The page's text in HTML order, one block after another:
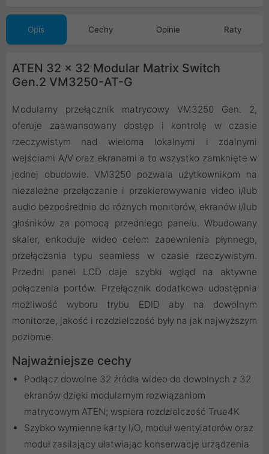
Opis Cechy Opinie Raty
ATEN 32 x 32 Modular Matrix Switch
Gen.2 VM3250-AT-G
Modularny przełącznik matrycowy VM3250 Gen. 2,
oferuje zaawansowany dostęp i kontrolę w czasie
rzeczywistym nad wieloma lokalnymi i zdalnymi
wejściami A/V oraz ekranami a to wszystko zamknięte w
jednej obudowie. VM3250 pozwala użytkownikom na
niezależne przełączanie i przekierowywanie video i/lub
audio bezpośrednio do różnych monitorów, ekranów i/lub
głośników za pomocą przedniego panelu. Wbudowany
skaler, enkoduje wideo celem zapewnienia płynnego,
przełączania typu seamless w czasie rzeczywistym.
Przedni panel LCD daje szybki wgląd na aktywne
połączenia portów. Przełącznik dodatkowo udostępnia
możliwość wyboru trybu EDID aby na dowolnym
monitorze, jakość i rozdzielczość były na jak najwyższym
poziomie.
Najważniejsze cechy
Podłącz dowolne 32 źródła wideo do dowolnych z 32
ekranów dzięki modularnym rozwiązaniom
matrycowym ATEN; wspiera rozdzielczość True4K
Szybko wymienne karty I/O, moduł wentylatorów oraz
moduł zasilający ułatwiając konserwację urządzenia